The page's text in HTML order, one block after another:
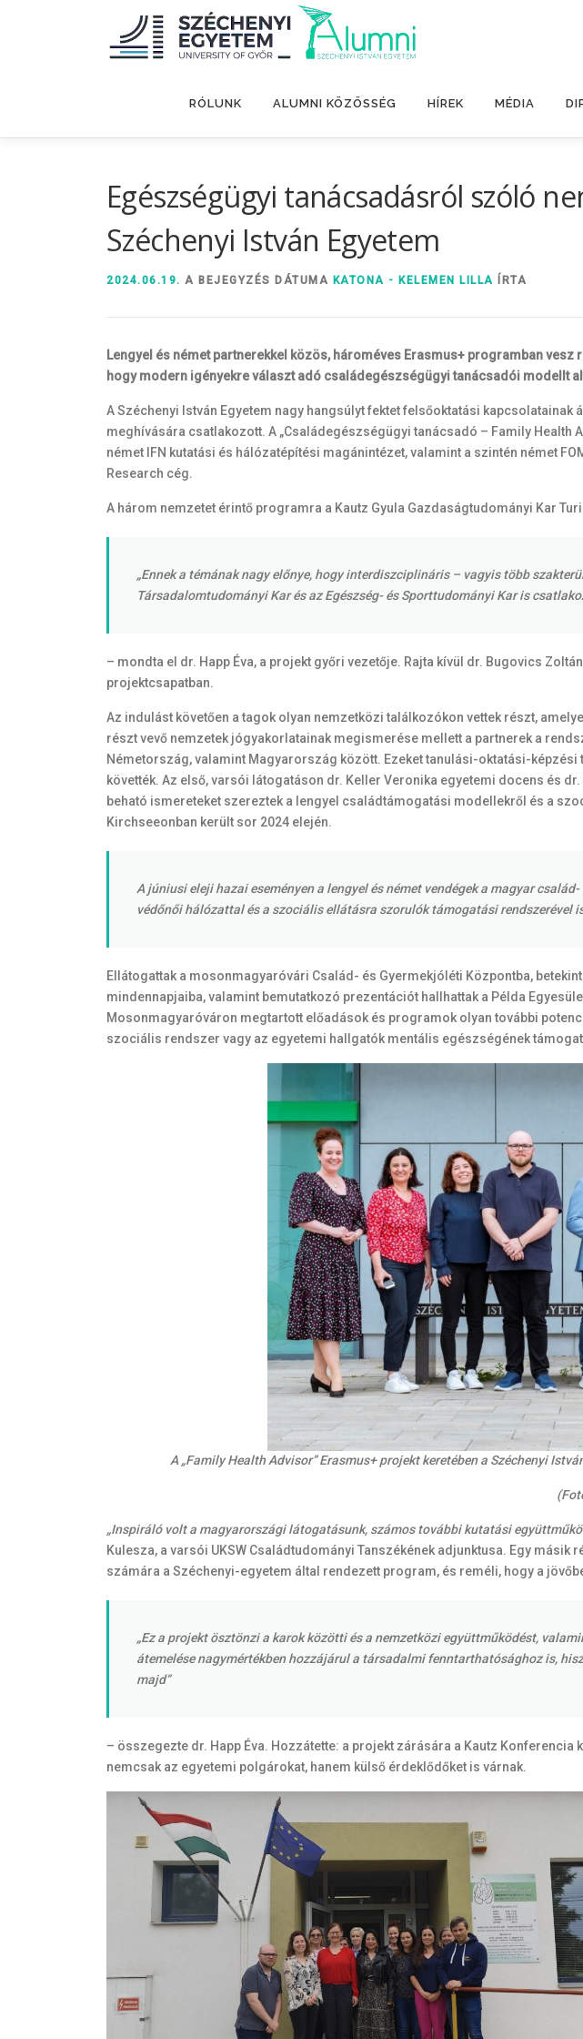
RÓLUNK ALUMNI KÖZÖSSÉG HÍREK MÉDIA
Egészségügyi tanácsadásról szóló
Széchenyi István Egyetem
2024.06.19. A BEJEGYZÉS DÁTUMA KATONA - KELEMEN LILLA ÍRTA
Lengyel és német partnerekkel közös, hároméves Erasmus+ programban
hogy modern igényekre választ adó családegészségügyi tanácsadói modellt
A Széchenyi István Egyetem nagy hangsúlyt fektet felsőoktatási
meghívására csatlakozott. A „Családegészségügyi tanácsadó – Family Health
német IFN kutatási és hálózatépítési magánintézet, valamint a szintén német
Research cég.
A három nemzetet érintő programra a Kautz Gyula Gazdaságtudományi Kar
„Ennek a témának nagy előnye, hogy interdiszciplináris – vagyis több
Társadalomtudományi Kar és az Egészség- és Sporttudományi Kar is
– mondta el dr. Happ Éva, a projekt győri vezetője. Rajta kívül dr. Bugovics
projektcsapatban.
Az indulást követően a tagok olyan nemzetközi találkozókon vettek részt,
részt vevő nemzetek jógyakorlatainak megismerése mellett a partnerek a
Németország, valamint Magyarország között. Ezeket tanulási-oktatási-
követték. Az első, varsói látogatáson dr. Keller Veronika egyetemi docens és
beható ismereteket szereztek a lengyel családtámogatási modellekről és a
Kirchseeonban került sor 2024 elején.
A júniusi eleji hazai eseményen a lengyel és német vendégek a magyar
védőnői hálózattal és a szociális ellátásra szorulók támogatási rendszerével
Ellátogattak a mosonmagyaróvári Család- és Gyermekjóléti Központba,
mindennapjaiba, valamint bemutatkozó prezentációt hallhattak a Példa
Mosonmagyaróváron megtartott előadások és programok olyan további
szociális rendszer vagy az egyetemi hallgatók mentális egészségének
A „Family Health Advisor” Erasmus+ projekt keretében a Széchenyi
„Inspiráló volt a magyarországi látogatásunk, számos további kutatási
Kulesza, a varsói UKSW Családtudományi Tanszékének adjunktusa. Egy
számára a Széchenyi-egyetem által rendezett program, és reméli, hogy a
„Ez a projekt ösztönzi a karok közötti és a nemzetközi együttműködést,
átemelése nagymértékben hozzájárul a társadalmi fenntarthatósághoz is,
majd”
– összegezte dr. Happ Éva. Hozzátette: a projekt zárására a Kautz
nemcsak az egyetemi polgárokat, hanem külső érdeklődőket is várnak.